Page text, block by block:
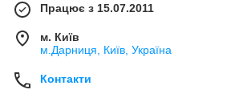
Працює з 15.07.2011
м. Київ
м.Дарниця, Київ, Україна
Контакти